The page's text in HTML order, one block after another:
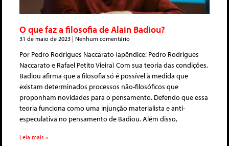
O que faz a filosofia de Alain Badiou?
31 de maio de 2023 Nenhum comentário
Por Pedro Rodrigues Naccarato (apêndice: Pedro Rodrigues
Naccarato e Rafael Petito Vieira) Com sua teoria das condições,
Badiou afirma que a filosofia só é possível à medida que
existam determinados processos não-filosóficos que
proponham novidades para o pensamento. Defendo que essa
teoria funciona como uma injunção materialista e anti-
especulativa no pensamento de Badiou. Além disso,
Leia mais »